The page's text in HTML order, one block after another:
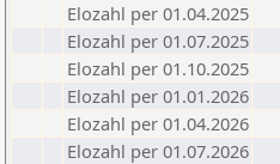
Elozahl per 01.04.2025
Elozahl per 01.07.2025
Elozahl per 01.10.2025
Elozahl per 01.01.2026
Elozahl per 01.04.2026
Elozahl per 01.07.2026